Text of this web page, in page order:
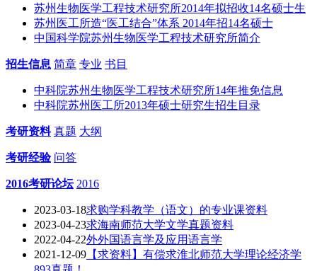
苏州生物医学工程技术研究所2014年拟招收14名硕士生
苏州医工所造“医工结合”体系 2014年招14名硕士
中国科学院苏州生物医学工程技术研究所简介
招生信息 简章 专业 书目
中科院苏州生物医学工程技术研究所14年推免信息
中科院苏州医工所2013年硕士研究生招生目录
考研资料 真题 大纲
考研经验 问答
2016考研论坛 2016
2023-03-18求购学科教学（语文）的专业课资料
2023-04-23求海南师范大学文学真题资料
2022-04-22外外国语言学及应用语言学
2021-12-09 【求资料】有偿求淮北师范大学理论经济学